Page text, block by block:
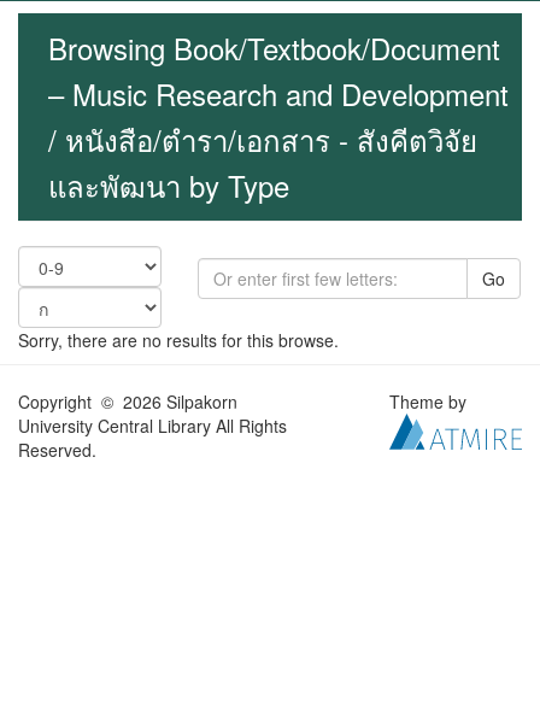
Browsing Book/Textbook/Document
– Music Research and Development
/ หนังสือ/ตำรา/เอกสาร - สังคีตวิจัย
และพัฒนา by Type
Go
Sorry, there are no results for this browse.
Copyright © 2026 Silpakorn
University Central Library All Rights
Reserved.
Theme by